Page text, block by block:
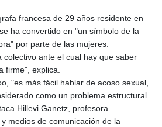
LBP
103223.017367
LKR 386.635196
LRD 208.057415
LSL 18.726567
LTL 3.413768
LVL 0.699335
LYD 7.331909
MAD 10.743067
francesa de 29 años residente en
ha convertido en "un símbolo de la
por parte de las mujeres.
colectivo ante el cual hay que saber
firme", explica.
"es más fácil hablar de acoso sexual,
como un problema estructural
Hillevi Ganetz, profesora
medios de comunicación de la